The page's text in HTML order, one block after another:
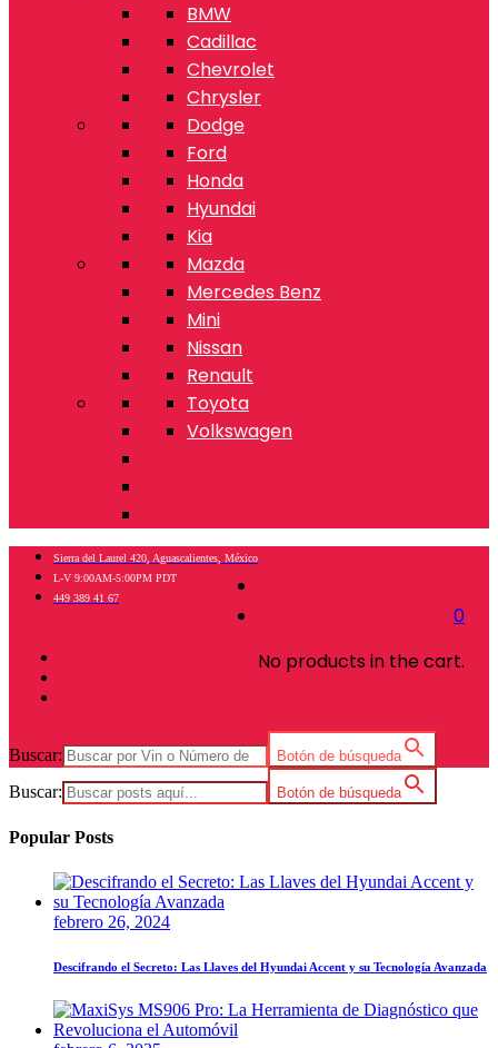
BMW
Cadillac
Chevrolet
Chrysler
Dodge
Ford
Honda
Hyundai
Kia
Mazda
Mercedes Benz
Mini
Nissan
Renault
Toyota
Volkswagen
0
No products in the cart.
Sierra del Laurel 420, Aguascalientes, México
L-V 9:00AM-5:00PM PDT
449 389 41 67
Buscar: Botón de búsqueda
Buscar: Botón de búsqueda
Popular Posts
febrero 26, 2024
Descifrando el Secreto: Las Llaves del Hyundai Accent y su Tecnología Avanzada